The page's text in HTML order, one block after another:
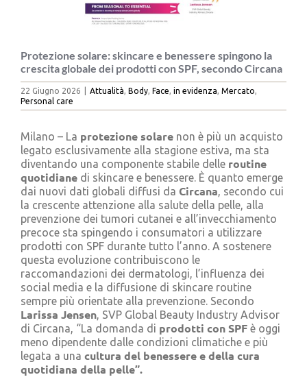
CATEGORIE
CONTATTI
Cerca
per:
Protezione solare: skincare e benessere spingono la
crescita globale dei prodotti con SPF, secondo Circana
22 Giugno 2026 Attualità, Body, Face, in evidenza, Mercato,
Personal care
Milano – La protezione solare non è più un acquisto
legato esclusivamente alla stagione estiva, ma sta
diventando una componente stabile delle routine
quotidiane di skincare e benessere. È quanto emerge
dai nuovi dati globali diffusi da Circana, secondo cui
la crescente attenzione alla salute della pelle, alla
prevenzione dei tumori cutanei e all’invecchiamento
precoce sta spingendo i consumatori a utilizzare
prodotti con SPF durante tutto l’anno. A sostenere
questa evoluzione contribuiscono le
raccomandazioni dei dermatologi, l’influenza dei
social media e la diffusione di skincare routine
sempre più orientate alla prevenzione. Secondo
Larissa Jensen, SVP Global Beauty Industry Advisor
di Circana, “La domanda di prodotti con SPF è oggi
meno dipendente dalle condizioni climatiche e più
legata a una cultura del benessere e della cura
quotidiana della pelle”.